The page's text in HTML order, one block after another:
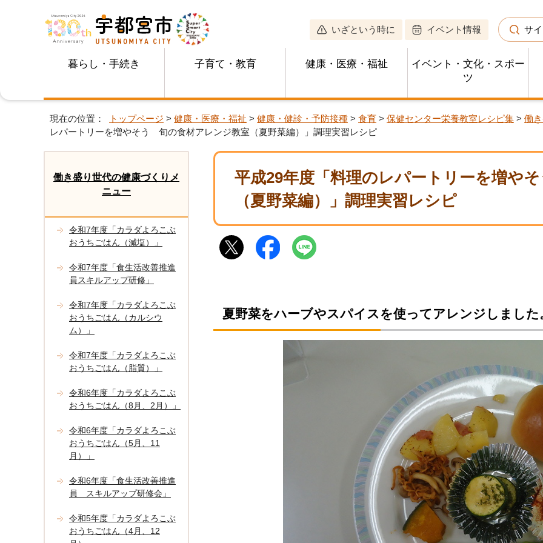
いざという時に イベント情報 サ
暮らし・手続き 子育て・教育 健康・医療・福祉
イベント・文化・スポー
ツ
現在の位置： トップページ > 健康・医療・福祉 > 健康・健診・予防接種 > 食育 > 保健センター栄養教室レシピ集 > 働
レパートリーを増やそう 旬の食材アレンジ教室（夏野菜編）」調理実習レシピ
平成29年度「料理のレパートリーを増や
（夏野菜編）」調理実習レシピ
夏野菜をハーブやスパイスを使ってアレンジしました
働き盛り世代の健康づくりメ
ニュー
令和7年度「カラダよろこぶ
おうちごはん（減塩）」
令和7年度「食生活改善推進
員スキルアップ研修」
令和7年度「カラダよろこぶ
おうちごはん（カルシウ
ム）」
令和7年度「カラダよろこぶ
おうちごはん（脂質）」
令和6年度「カラダよろこぶ
おうちごはん（8月、2月）」
令和6年度「カラダよろこぶ
おうちごはん（5月、11
月）」
令和6年度「食生活改善推進
員 スキルアップ研修会」
令和5年度「カラダよろこぶ
おうちごはん（4月、12